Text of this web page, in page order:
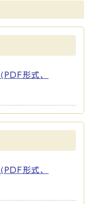
形式、
形式、